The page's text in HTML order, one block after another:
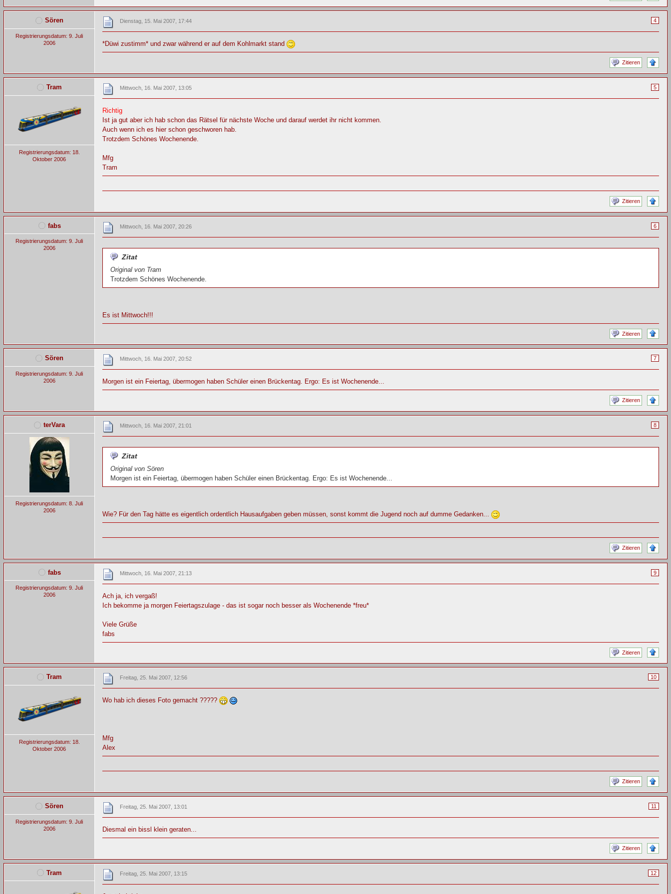
Sören
Registrierungsdatum: 9. Juli
2006
4
Dienstag, 15. Mai 2007, 17:44
*Düwi zustimm* und zwar während er auf dem Kohlmarkt stand
Zitieren
Tram
Registrierungsdatum: 18.
Oktober 2006
5
Mittwoch, 16. Mai 2007, 13:05
Richtig
Ist ja gut aber ich hab schon das Rätsel für nächste Woche und darauf werdet ihr nicht kommen.
Auch wenn ich es hier schon geschworen hab.
Trotzdem Schönes Wochenende.
Mfg
Tram
Zitieren
fabs
Registrierungsdatum: 9. Juli
2006
6
Mittwoch, 16. Mai 2007, 20:26
Zitat
Original von Tram
Trotzdem Schönes Wochenende.
Es ist Mittwoch!!!
Zitieren
Sören
Registrierungsdatum: 9. Juli
2006
7
Mittwoch, 16. Mai 2007, 20:52
Morgen ist ein Feiertag, übermogen haben Schüler einen Brückentag. Ergo: Es ist Wochenende...
Zitieren
terVara
Registrierungsdatum: 8. Juli
2006
8
Mittwoch, 16. Mai 2007, 21:01
Zitat
Original von Sören
Morgen ist ein Feiertag, übermogen haben Schüler einen Brückentag. Ergo: Es ist Wochenende...
Wie? Für den Tag hätte es eigentlich ordentlich Hausaufgaben geben müssen, sonst kommt die Jugend noch auf dumme Gedanken...
Zitieren
fabs
Registrierungsdatum: 9. Juli
2006
9
Mittwoch, 16. Mai 2007, 21:13
Ach ja, ich vergaß!
Ich bekomme ja morgen Feiertagszulage - das ist sogar noch besser als Wochenende *freu*
Viele Grüße
fabs
Zitieren
Tram
Registrierungsdatum: 18.
Oktober 2006
10
Freitag, 25. Mai 2007, 12:56
Wo hab ich dieses Foto gemacht ?????
Mfg
Alex
Zitieren
Sören
Registrierungsdatum: 9. Juli
2006
11
Freitag, 25. Mai 2007, 13:01
Diesmal ein bissl klein geraten...
Zitieren
Tram 12
Freitag, 25. Mai 2007, 13:15